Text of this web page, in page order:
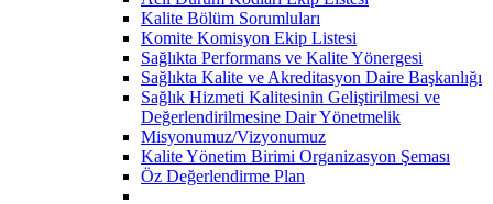
Kalite Bölüm Sorumluları
Komite Komisyon Ekip Listesi
Sağlıkta Performans ve Kalite Yönergesi
Sağlıkta Kalite ve Akreditasyon Daire Başkanlığı
Sağlık Hizmeti Kalitesinin Geliştirilmesi ve
Değerlendirilmesine Dair Yönetmelik
Misyonumuz/Vizyonumuz
Kalite Yönetim Birimi Organizasyon Şeması
Öz Değerlendirme Plan